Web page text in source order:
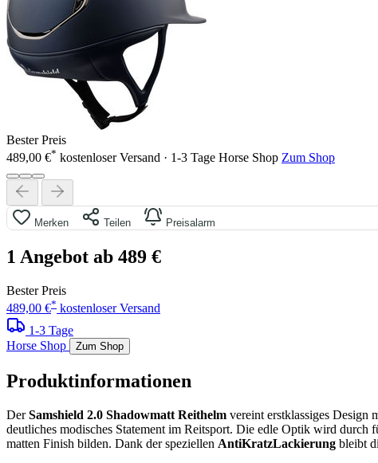
Bester Preis
489,00 €* kostenloser Versand · 1-3 Tage Horse Shop Zum Shop
Merken Teilen Preisalarm
1 Angebot ab 489 €
Bester Preis
489,00 €* kostenloser Versand
1-3 Tage
Horse Shop
Zum Shop
Produktinformationen
DerSamshield 2.0 Shadowmatt Reithelm vereint erstklassiges Design
deutliches modisches Statement im Reitsport. Die edle Optik wird
matten Finish bilden. Dank der speziellen AntiKratzLackierung bleibt